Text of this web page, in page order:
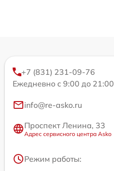
+7 (831) 231-09-76
Ежедневно с 9:00 до 21:00
info@re-asko.ru
Проспект Ленина, 33
Адрес сервисного центра Asko
Режим работы: